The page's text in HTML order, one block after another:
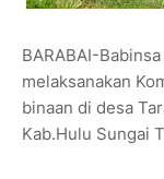
BARABAI-
melaksanakan
binaan di desa
Kab.Hulu Sungai